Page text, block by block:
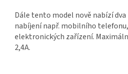
Dále tento model nově nabízí dva
nabíjení např. mobilního
elektronických zařízení.
2,4A.